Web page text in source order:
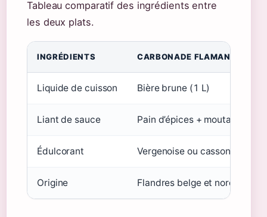
Tableau comparatif des ingrédients entre
les deux plats.
INGRÉDIENTS CARBONADE FLAMANDE
Liquide de cuisson Bière brune (1 L)
Liant de sauce Pain d’épices + moutarde
Édulcorant Vergenoise ou cassonade
Origine Flandres belge et nord France